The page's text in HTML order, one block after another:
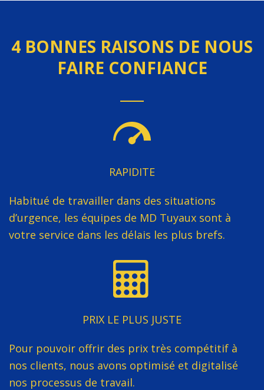
4 BONNES RAISONS DE NOUS
FAIRE CONFIANCE
RAPIDITE
Habitué de travailler dans des situations
d’urgence, les équipes de MD Tuyaux sont à
votre service dans les délais les plus brefs.
PRIX LE PLUS JUSTE
Pour pouvoir offrir des prix très compétitif à
nos clients, nous avons optimisé et digitalisé
nos processus de travail.